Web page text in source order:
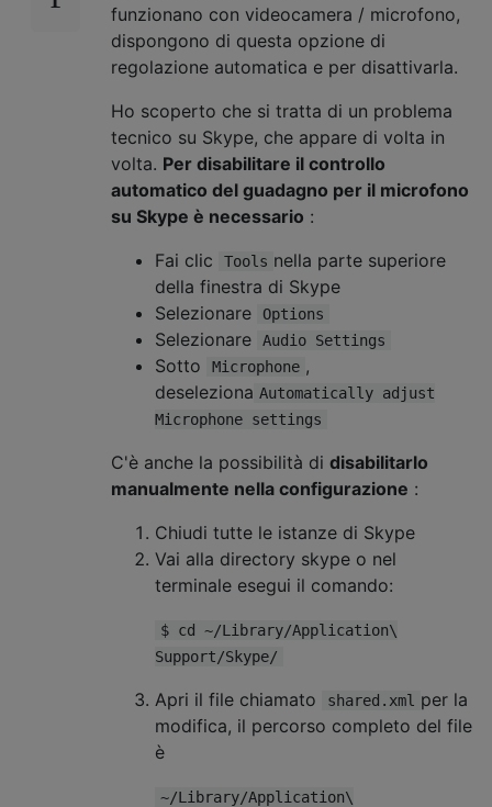
funzionano con videocamera / microfono,
dispongono di questa opzione di
regolazione automatica e per disattivarla.
Ho scoperto che si tratta di un problema
tecnico su Skype, che appare di volta in
volta. Per disabilitare il controllo
automatico del guadagno per il microfono
su Skype è necessario :
Fai clic
Tools nella parte superiore
della finestra di Skype
Selezionare
Options
Selezionare Audio Settings
Sotto Microphone ,
deseleziona Automatically adjust
Microphone settings
C'è anche la possibilità di disabilitarlo
manualmente nella configurazione :
Chiudi tutte le istanze di Skype
Vai alla directory skype o nel
terminale esegui il comando:
$ cd ~/Library/Application\
Support/Skype/
Apri il file chiamato shared.xml per la
modifica, il percorso completo del file
è
~/Library/Application\